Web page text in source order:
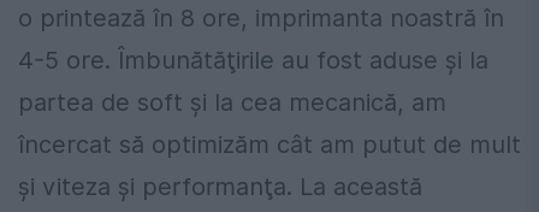
o printează în 8 ore, imprimanta noastră în
4-5 ore. Îmbunătăţirile au fost aduse şi la
partea de soft şi la cea mecanică, am
încercat să optimizăm cât am putut de mult
şi viteza şi performanţa. La această